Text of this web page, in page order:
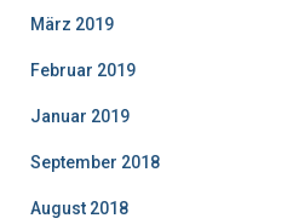
März 2019
Februar 2019
Januar 2019
September 2018
August 2018